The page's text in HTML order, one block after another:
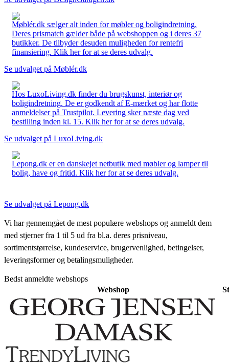
Møblér.dk sælger alt inden for møbler og boligindretning.
Deres prismatch gælder både på webshoppen og i deres 37
butikker. De tilbyder desuden muligheden for rentefri
finansiering. Klik her for at se deres udvalg.
Se udvalget på Møblér.dk
Hos LuxoLiving.dk finder du brugskunst, interiør og
boligindretning. De er godkendt af E-mærket og har flotte
anmeldelser på Trustpilot. Levering sker næste dag ved
bestilling inden kl. 15. Klik her for at se deres udvalg.
Se udvalget på LuxoLiving.dk
Lepong.dk er en danskejet netbutik med møbler og lamper til
bolig, have og fritid. Klik her for at se deres udvalg.
Se udvalget på Lepong.dk
Vi har gennemgået de mest populære webshops og anmeldt dem
med stjerner fra 1 til 5 ud fra bl.a. deres prisniveau,
sortimentstørrelse, kundeservice, brugervenlighed, betingelser,
leveringsformer og betalingsmuligheder.
Bedst anmeldte webshops
Webshop